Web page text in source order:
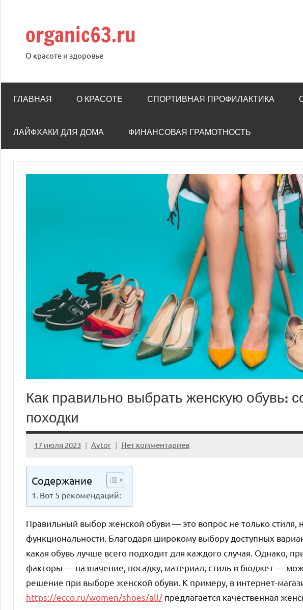
содержимому
organic63.ru
О красоте и здоровье
ГЛАВНАЯ О КРАСОТЕ СПОРТИВНАЯ ПРОФИЛАКТИКА
ЛАЙФХАКИ ДЛЯ ДОМА ФИНАНСОВАЯ ГРАМОТНОСТЬ
Как правильно выбрать женскую обувь:
походки
17 июля 2023 Avtor Нет комментариев
Содержание
Вот 5 рекомендаций:
Правильный выбор женской обуви — это вопрос не только стиля,
функциональности. Благодаря широкому выбору доступных
какая обувь лучше всего подходит для каждого случая. Однако,
факторы — назначение, посадку, материал, стиль и бюджет —
решение при выборе женской обуви. К примеру, в интернет-
https://ecco.ru/women/shoes/all/ предлагается качественная